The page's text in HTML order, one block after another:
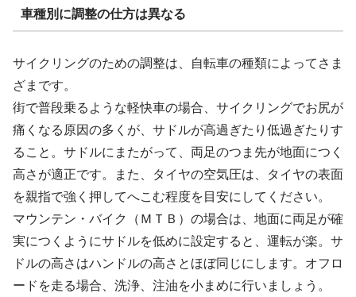
車種別に調整の仕方は異なる
サイクリングのための調整は、自転車の種類によってさま
ざまです。
街で普段乗るような軽快車の場合、サイクリングでお尻が
痛くなる原因の多くが、サドルが高過ぎたり低過ぎたりす
ること。サドルにまたがって、両足のつま先が地面につく
高さが適正です。また、タイヤの空気圧は、タイヤの表面
を親指で強く押してへこむ程度を目安にしてください。
マウンテン・バイク（ＭＴＢ）の場合は、地面に両足が確
実につくようにサドルを低めに設定すると、運転が楽。サ
ドルの高さはハンドルの高さとほぼ同じにします。オフロ
ードを走る場合、洗浄、注油を小まめに行いましょう。